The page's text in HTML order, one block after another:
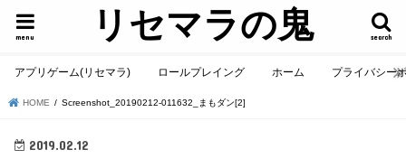
リセマラの鬼 search
menu
アプリゲーム(リセマラ) ロールプレイング ホーム プライバシー
HOME Screenshot_20190212-011632_まもダン[2]
2019.02.12